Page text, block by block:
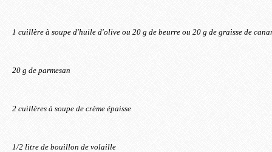
1 cuillère à soupe d'huile d'olive ou 20 g de beurre ou 20 g de graisse de
20 g de parmesan
2 cuillères à soupe de crème épaisse
1/2 litre de bouillon de volaille